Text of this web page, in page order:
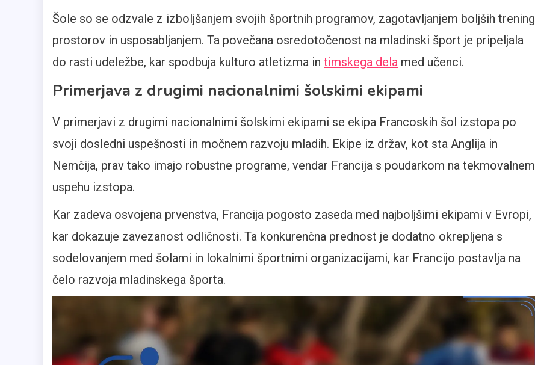
Šole so se odzvale z izboljšanjem svojih športnih programov, zagotavljanjem boljših trening
prostorov in usposabljanjem. Ta povečana osredotočenost na mladinski šport je pripeljala
do rasti udeležbe, kar spodbuja kulturo atletizma in timskega dela med učenci.
Primerjava z drugimi nacionalnimi šolskimi ekipami
V primerjavi z drugimi nacionalnimi šolskimi ekipami se ekipa Francoskih šol izstopa po
svoji dosledni uspešnosti in močnem razvoju mladih. Ekipe iz držav, kot sta Anglija in
Nemčija, prav tako imajo robustne programe, vendar Francija s poudarkom na tekmovalnem
uspehu izstopa.
Kar zadeva osvojena prvenstva, Francija pogosto zaseda med najboljšimi ekipami v Evropi,
kar dokazuje zavezanost odličnosti. Ta konkurenčna prednost je dodatno okrepljena s
sodelovanjem med šolami in lokalnimi športnimi organizacijami, kar Francijo postavlja na
čelo razvoja mladinskega športa.